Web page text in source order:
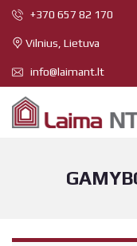
+370 657 82 170
Vilnius, Lietuva
info@laimant.lt